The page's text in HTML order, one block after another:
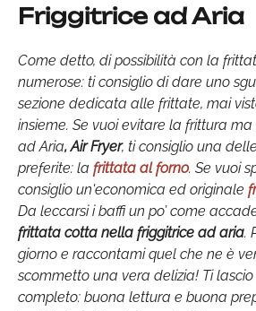
Friggitrice ad Aria
Come detto, di possibilità con la
numerose: ti consiglio di dare uno
sezione dedicata alle frittate, mai
insieme. Se vuoi evitare la frittura
ad Aria, Air Fryer, ti consiglio una
preferite: la frittata al forno. Se vuoi
consiglio un'economica ed originale
Da leccarsi i baffi un po’ come
frittata cotta nella friggitrice ad aria.
giorno e raccontami quel che ne è
scommetto una vera delizia! Ti
completo: buona lettura e buona